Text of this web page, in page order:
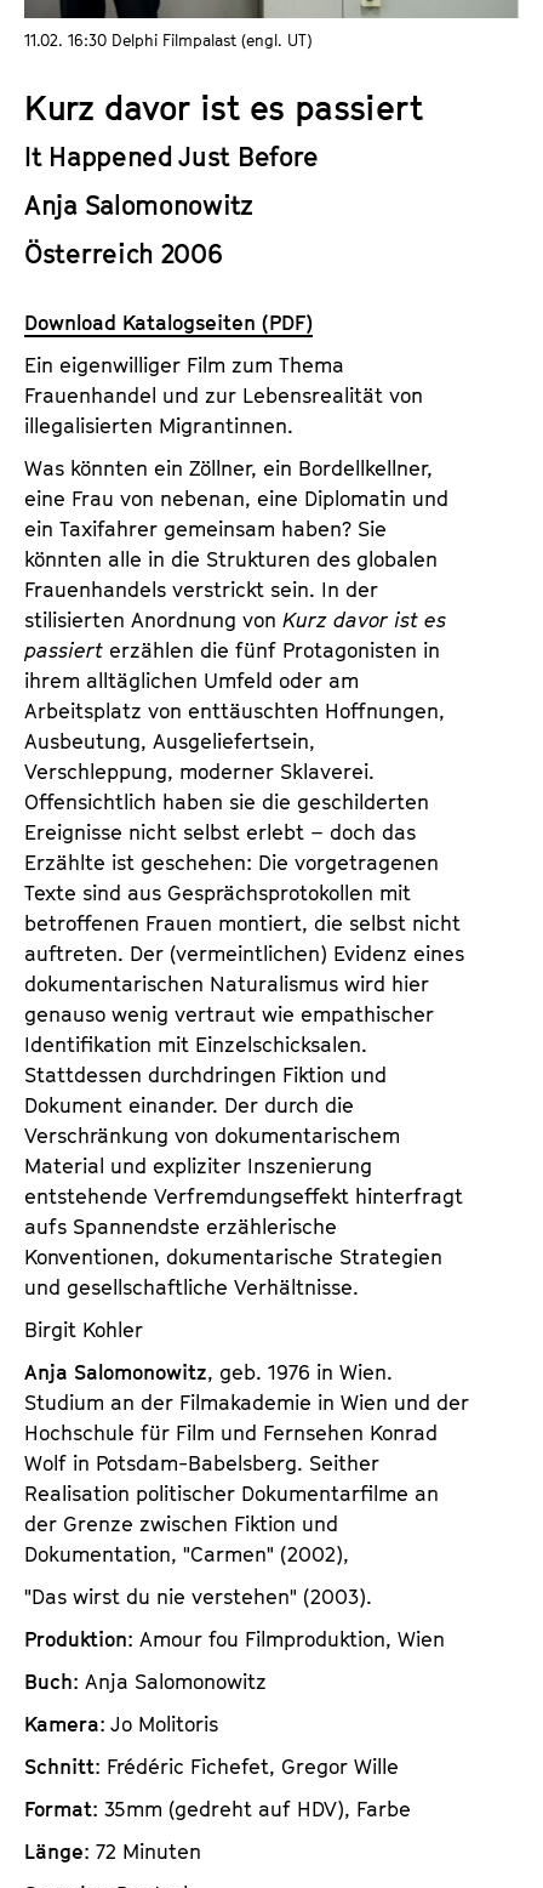
t
e
.
.
11.02. 16:30 Delphi Filmpalast (engl. UT)
Kurz davor ist es passiert
It Happened Just Before
Anja Salomonowitz
Österreich 2006
Download Katalogseiten (PDF)
Ein eigenwilliger Film zum Thema
Frauenhandel und zur Lebensrealität von
illegalisierten Migrantinnen.
Was könnten ein Zöllner, ein Bordellkellner,
eine Frau von nebenan, eine Diplomatin und
ein Taxifahrer gemeinsam haben? Sie
könnten alle in die Strukturen des globalen
Frauenhandels verstrickt sein. In der
stilisierten Anordnung von Kurz davor ist es
passiert erzählen die fünf Protagonisten in
ihrem alltäglichen Umfeld oder am
Arbeitsplatz von enttäuschten Hoffnungen,
Ausbeutung, Ausgeliefertsein,
Verschleppung, moderner Sklaverei.
Offensichtlich haben sie die geschilderten
Ereignisse nicht selbst erlebt – doch das
Erzählte ist geschehen: Die vorgetragenen
Texte sind aus Gesprächsprotokollen mit
betroffenen Frauen montiert, die selbst nicht
auftreten. Der (vermeintlichen) Evidenz eines
dokumentarischen Naturalismus wird hier
genauso wenig vertraut wie empathischer
Identifikation mit Einzelschicksalen.
Stattdessen durchdringen Fiktion und
Dokument einander. Der durch die
Verschränkung von dokumentarischem
Material und expliziter Inszenierung
entstehende Verfremdungseffekt hinterfragt
aufs Spannendste erzählerische
Konventionen, dokumentarische Strategien
und gesellschaftliche Verhältnisse.
Birgit Kohler
Anja Salomonowitz, geb. 1976 in Wien.
Studium an der Filmakademie in Wien und der
Hochschule für Film und Fernsehen Konrad
Wolf in Potsdam-Babelsberg. Seither
Realisation politischer Dokumentarfilme an
der Grenze zwischen Fiktion und
Dokumentation, "Carmen" (2002),
"Das wirst du nie verstehen" (2003).
Produktion: Amour fou Filmproduktion, Wien
Buch: Anja Salomonowitz
Kamera: Jo Molitoris
Schnitt: Frédéric Fichefet, Gregor Wille
Format: 35mm (gedreht auf HDV), Farbe
Länge: 72 Minuten